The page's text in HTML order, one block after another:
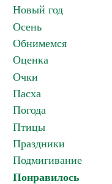
Новый год
Осень
Обнимемся
Оценка
Очки
Пасха
Погода
Птицы
Праздники
Подмигивание
Понравилось